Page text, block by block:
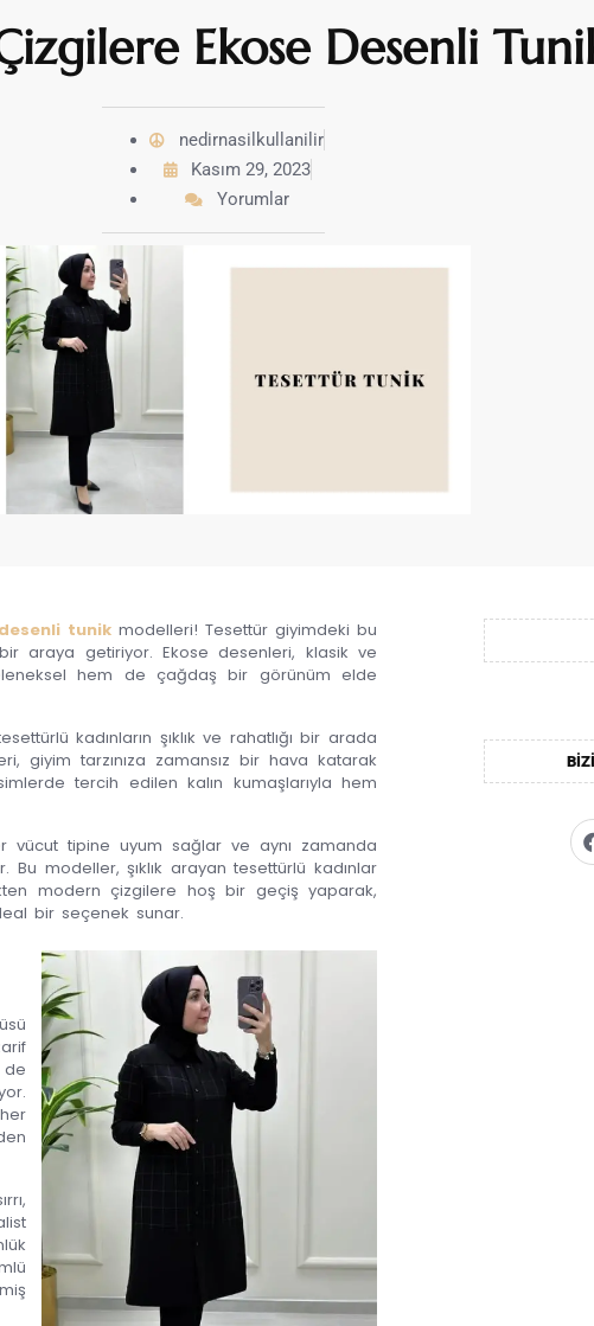
Ekose Desenli
nedirnasilkullanilir
Kasım 29, 2023
Yorumlar
tunikmodelleri! Tesettür giyimdeki bu
araya getiriyor. Ekose desenleri, klasik ve
hem de çağdaş bir görünüm elde
kadınların şıklık ve rahatlığı bir arada
giyim tarzınıza zamansız bir hava katarak
tercih edilen kalın kumaşlarıyla hem
vücut tipine uyum sağlar ve aynı zamanda
modeller, şıklık arayan tesettürlü kadınlar
modern çizgilere hoş bir geçiş yaparak,
bir seçenek sunar.